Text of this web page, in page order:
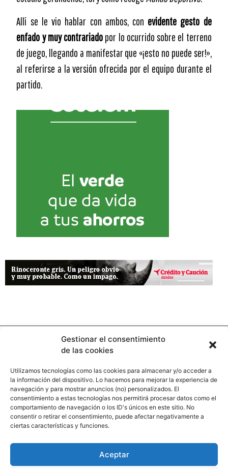
Gestionar el consentimiento
de las cookies
Utilizamos tecnologías como las cookies para almacenar y/o acceder a
la información del dispositivo. Lo hacemos para mejorar la experiencia de
navegación y para mostrar anuncios (no) personalizados. El
consentimiento a estas tecnologías nos permitirá procesar datos como el
comportamiento de navegación o los ID's únicos en este sitio. No
consentir o retirar el consentimiento, puede afectar negativamente a
ciertas características y funciones.
Aceptar
Allí se le vio hablar con ambos, con evidente gesto de
enfado y muy contrariado por lo ocurrido sobre el terreno
de juego, llegando a manifestar que «¡esto no puede ser!»,
al referirse a la versión ofrecida por el equipo durante el
partido.
Contacto
Calle Pinar, 5, 28006 Madrid
+34 91 745 58 38
Paginas legales